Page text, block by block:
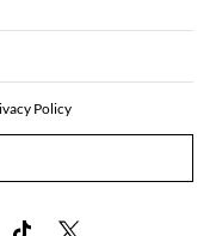
Policy